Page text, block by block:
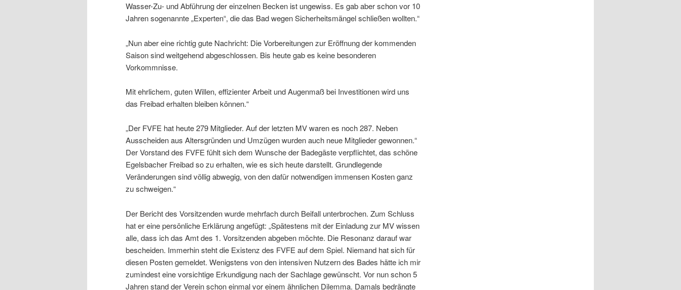
Wasser-Zu- und Abführung der einzelnen Becken ist ungewiss. Es gab aber schon vor 10
Jahren sogenannte „Experten“, die das Bad wegen Sicherheitsmängel schließen wollten.“
„Nun aber eine richtig gute Nachricht: Die Vorbereitungen zur Eröffnung der kommenden
Saison sind weitgehend abgeschlossen. Bis heute gab es keine besonderen
Vorkommnisse.
Mit ehrlichem, guten Willen, effizienter Arbeit und Augenmaß bei Investitionen wird uns
das Freibad erhalten bleiben können.“
„Der FVFE hat heute 279 Mitglieder. Auf der letzten MV waren es noch 287. Neben
Ausscheiden aus Altersgründen und Umzügen wurden auch neue Mitglieder gewonnen.“
Der Vorstand des FVFE fühlt sich dem Wunsche der Badegäste verpflichtet, das schöne
Egelsbacher Freibad so zu erhalten, wie es sich heute darstellt. Grundlegende
Veränderungen sind völlig abwegig, von den dafür notwendigen immensen Kosten ganz
zu schweigen.“
Der Bericht des Vorsitzenden wurde mehrfach durch Beifall unterbrochen. Zum Schluss
hat er eine persönliche Erklärung angefügt: „Spätestens mit der Einladung zur MV wissen
alle, dass ich das Amt des 1. Vorsitzenden abgeben möchte. Die Resonanz darauf war
bescheiden. Immerhin steht die Existenz des FVFE auf dem Spiel. Niemand hat sich für
diesen Posten gemeldet. Wenigstens von den intensiven Nutzern des Bades hätte ich mir
zumindest eine vorsichtige Erkundigung nach der Sachlage gewünscht. Vor nun schon 5
Jahren stand der Verein schon einmal vor einem ähnlichen Dilemma. Damals bedrängte